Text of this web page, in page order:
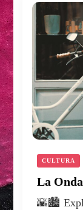
CULTURA
La
🌇🏙️